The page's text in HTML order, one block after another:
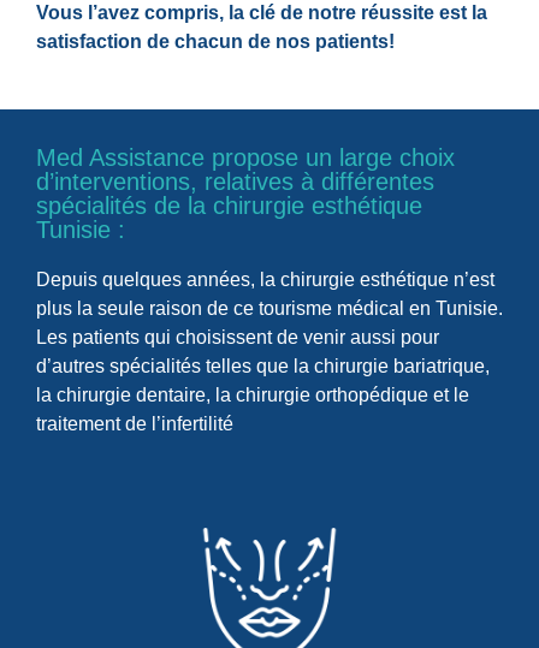
Vous l’avez compris, la clé de notre réussite est la
satisfaction de chacun de nos patients!
Med Assistance propose un large choix
d’interventions, relatives à différentes
spécialités de la chirurgie esthétique
Tunisie :
Depuis quelques années, la chirurgie esthétique n’est
plus la seule raison de ce tourisme médical en Tunisie.
Les patients qui choisissent de venir aussi pour
d’autres spécialités telles que la chirurgie bariatrique,
la chirurgie dentaire, la chirurgie orthopédique et le
traitement de l’infertilité